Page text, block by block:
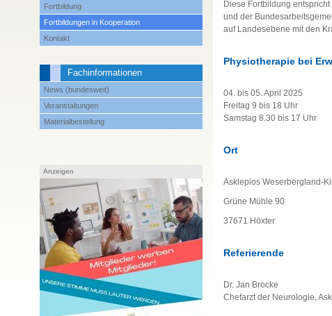
Fortbildung
Fortbildungen in Kooperation
Kontakt
Fachinformationen
News (bundesweit)
Veranstaltungen
Materialbestellung
Anzeigen
Diese Fortbildung
und der
auf Landesebene mit den
Physiotherapie bei
04. bis 05. April 2025
Freitag 9 bis 18 Uhr
Samstag 8.30 bis 17 Uhr
Ort
Asklepios Weserbergland-
Grüne Mühle 90
37671 Höxter
Referierende
Dr. Jan Brocke
Chefarzt der Neurologie,